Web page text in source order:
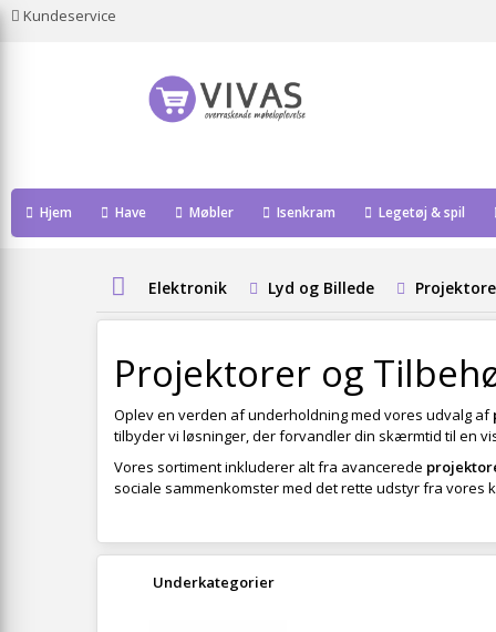
Kundeservice
Hjem Have Møbler Isenkram Legetøj & spil
Elektronik Lyd og Billede
Projektorer og
Oplev en verden af underholdning med vores udvalg af
tilbyder vi løsninger, der forvandler din skærmtid til en
Vores sortiment inkluderer alt fra avancerede
sociale sammenkomster med det rette udstyr fra vores
Underkategorier